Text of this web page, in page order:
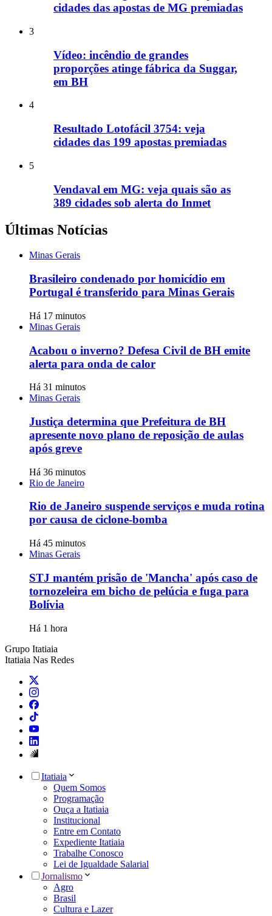
cidades das apostas de MG premiadas
3
Vídeo: incêndio de grandes
proporções atinge fábrica da Suggar,
em BH
4
Resultado Lotofácil 3754: veja
cidades das 199 apostas premiadas
5
Vendaval em MG: veja quais são as
389 cidades sob alerta do Inmet
Últimas Notícias
Minas Gerais
Brasileiro condenado por homicídio em
Portugal é transferido para Minas Gerais
Há 17 minutos
Minas Gerais
Acabou o inverno? Defesa Civil de BH emite
alerta para onda de calor
Há 31 minutos
Minas Gerais
Justiça determina que Prefeitura de BH
apresente novo plano de reposição de aulas
após greve
Há 36 minutos
Rio de Janeiro
Rio de Janeiro suspende serviços e muda rotina
por causa de ciclone-bomba
Há 45 minutos
Minas Gerais
STJ mantém prisão de 'Mancha' após caso de
tornozeleira em bicho de pelúcia e fuga para
Bolívia
Há 1 hora
Grupo Itatiaia
Itatiaia Nas Redes
Itatiaia
Quem Somos
Programação
Ouça a Itatiaia
Institucional
Entre em Contato
Expediente Itatiaia
Trabalhe Conosco
Lei de Igualdade Salarial
Jornalismo
Agro
Brasil
Cultura e Lazer